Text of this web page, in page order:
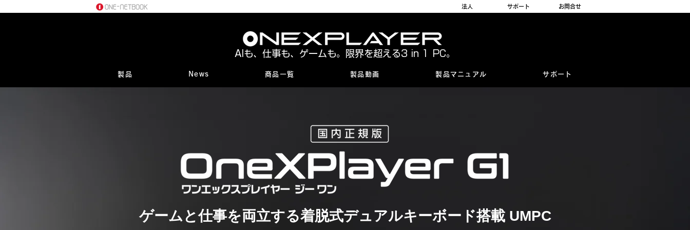
法人 サポート お問合せ
AIも、仕事も、ゲームも。限界を超える3 in 1 PC。
製品 News 商品一覧 製品動画 製品マニュアル サポート
ゲームと仕事を両立する着脱式デュアルキーボード搭載 UMPC